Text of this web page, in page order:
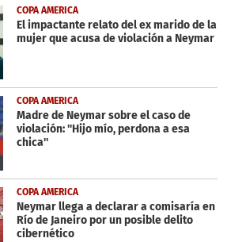
COPA AMERICA
El impactante relato del ex marido de la
mujer que acusa de violación a Neymar
COPA AMERICA
Madre de Neymar sobre el caso de
violación: ''Hijo mío, perdona a esa
chica''
COPA AMERICA
Neymar llega a declarar a comisaría en
Río de Janeiro por un posible delito
cibernético